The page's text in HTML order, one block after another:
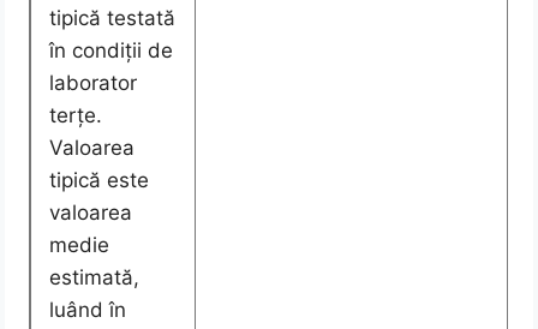
tipică testată
în condiții de
laborator
terțe.
Valoarea
tipică este
valoarea
medie
estimată,
luând în